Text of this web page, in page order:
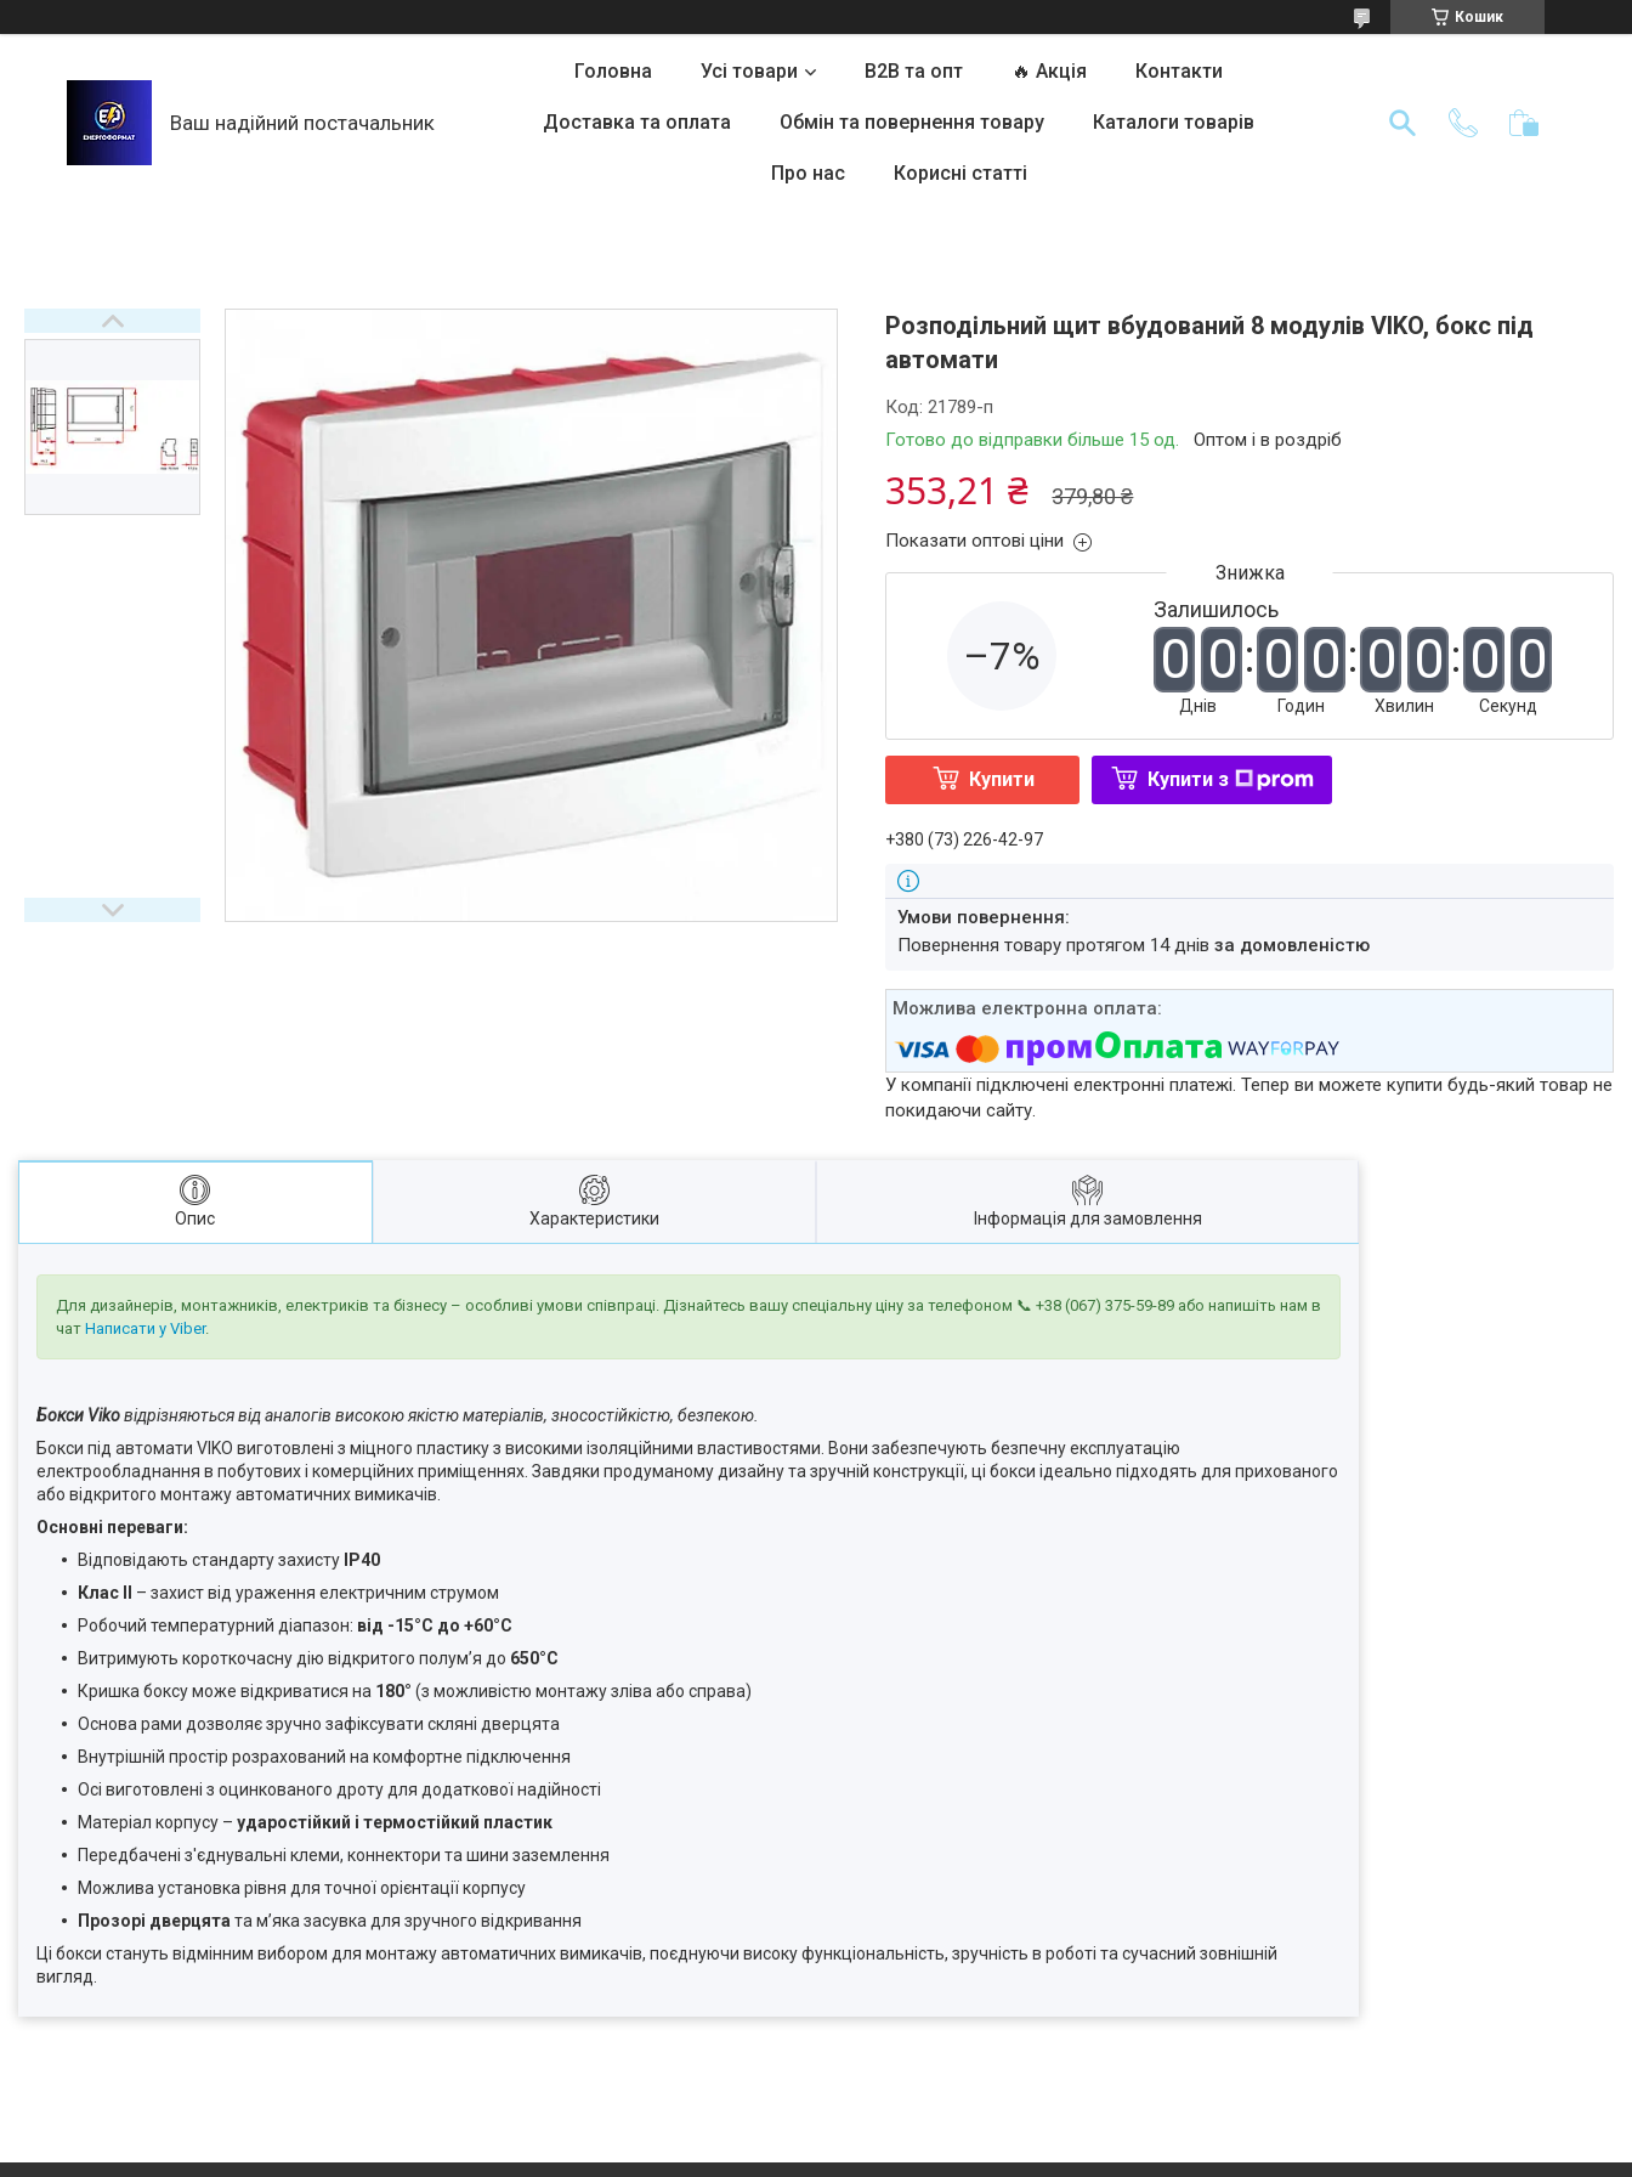
Кошик
Ваш надійний постачальник
Головна Усі товари B2B та опт 🔥 Акція Контакти
Доставка та оплата Обмін та повернення товару Каталоги товарів
Про нас Корисні статті
Розподільний щит вбудований 8 модулів VIKO, бокс під
автомати
Готово до відправки більше 15 од. Оптом і в роздріб
Код:21789-п
379,80 ₴
353,21 ₴
Показати оптові ціни
–7%
Залишилось
0 0
Днів
0 0
Годин
0 0
Хвилин
0 0
Секунд
Купити Купити з
+380 (73) 226-42-97
повернення товару протягом 14 днівза домовленістю
У компанії підключені електронні платежі. Тепер ви можете купити будь-який товар не
покидаючи сайту.
Опис Характеристики Інформація для замовлення
Для дизайнерів, монтажників, електриків та бізнесу – особливі умови співпраці. Дізнайтесь вашу спеціальну ціну за телефоном 📞 +38 (067) 375-59-89 або напишіть нам в
чат Написати у Viber.
Бокси Vikoвідрізняються від аналогів високою якістю матеріалів, зносостійкістю, безпекою.
Бокси під автомати VIKO виготовлені з міцного пластику з високими ізоляційними властивостями. Вони забезпечують безпечну експлуатацію
електрообладнання в побутових і комерційних приміщеннях. Завдяки продуманому дизайну та зручній конструкції, ці бокси ідеально підходять для прихованого
або відкритого монтажу автоматичних вимикачів.
Основні переваги:
Відповідають стандарту захисту
IP40
Клас II
– захист від ураження електричним струмом
Робочий температурний діапазон: від -15°C до +60°C
Витримують короткочасну дію відкритого полум’я до 650°C
Кришка боксу може відкриватися на 180° (з можливістю монтажу зліва або справа)
Основа рами дозволяє зручно зафіксувати скляні дверцята
Внутрішній простір розрахований на комфортне підключення
Осі виготовлені з оцинкованого дроту для додаткової надійності
Матеріал корпусу – ударостійкий і термостійкий пластик
Передбачені з'єднувальні клеми, коннектори та шини заземлення
Можлива установка рівня для точної орієнтації корпусу
Прозорі дверцята та м’яка засувка для зручного відкривання
Ці бокси стануть відмінним вибором для монтажу автоматичних вимикачів, поєднуючи високу функціональність, зручність в роботі та сучасний зовнішній
вигляд.